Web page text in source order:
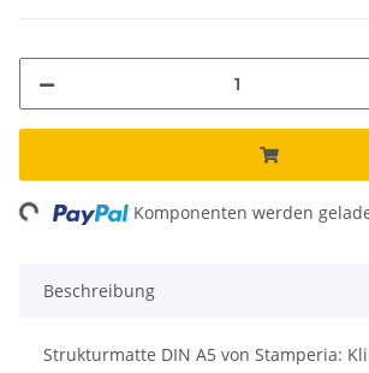
Komponenten werden
Beschreibung
Strukturmatte DIN A5 von Stamperia: